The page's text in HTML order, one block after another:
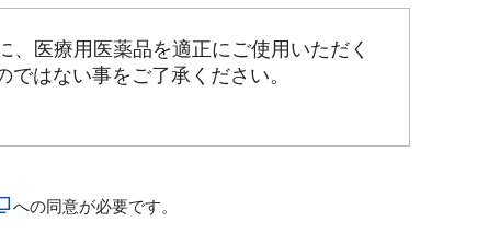
、医療用医薬品を適正にご使用いただく
はない事をご了承ください。
への同意が必要です。